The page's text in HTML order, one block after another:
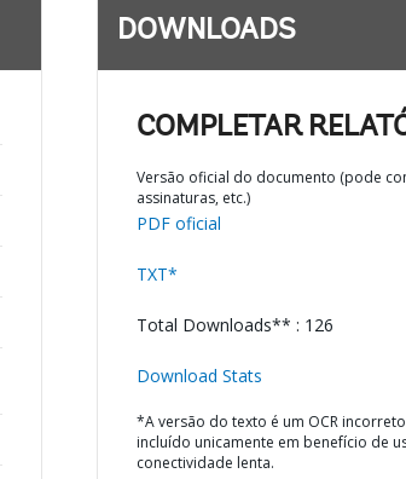
DOWNLOADS
COMPLETAR
Versão oficial do documento (pode
assinaturas, etc.)
PDF oficial
TXT*
Total Downloads** : 126
Download Stats
*A versão do texto é um OCR
incluído unicamente em benefício de
conectividade lenta.